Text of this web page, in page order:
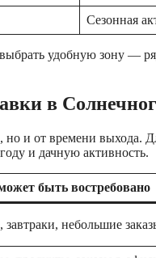
Сезонная
удобную зону —
в
но и от времени выхода.
и дачную активность.
быть востребовано
завтраки, небольшие